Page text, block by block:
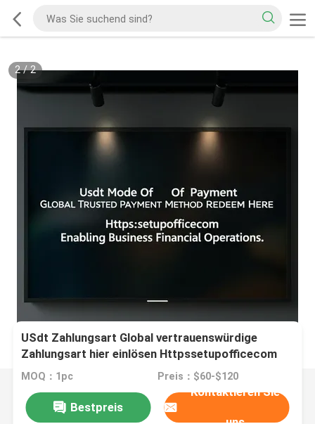
2/2
USdt Zahlungsart Global vertrauenswürdige
Zahlungsart hier einlösen Httpssetupofficecom
Geschäftsfinanzielle Operationen ermöglichen
MOQ：1pc Preis：$60-$120
Bestpreis
Kontaktieren Sie